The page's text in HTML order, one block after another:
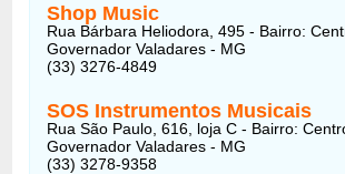
Shop Music
Rua Bárbara Heliodora, 495 - Bairro:
Governador Valadares - MG
(33) 3276-4849
SOS Instrumentos Musicais
Rua São Paulo, 616, loja C - Bairro:
Governador Valadares - MG
(33) 3278-9358